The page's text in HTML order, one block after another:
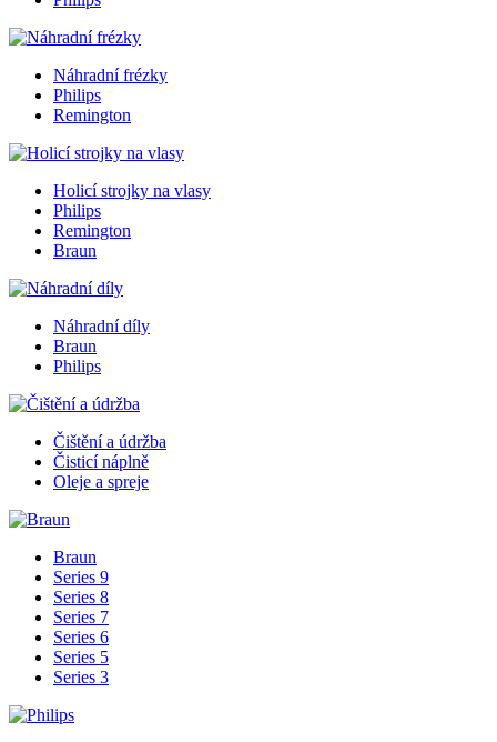
Náhradní frézky
Philips
Remington
Holicí strojky na vlasy
Philips
Remington
Braun
Náhradní díly
Braun
Philips
Čištění a údržba
Čisticí náplně
Oleje a spreje
Braun
Series 9
Series 8
Series 7
Series 6
Series 5
Series 3